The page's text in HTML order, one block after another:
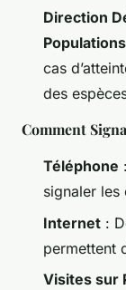
Direction
Populations
cas
des
Comment
Téléphone
signaler
Internet :
permettent
Visites sur